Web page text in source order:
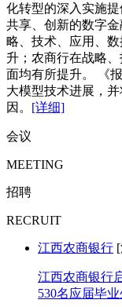
化转型的深入实施提
共享、创新的数字
略、技术、应用、
升；农商行在战略
面均有所提升。 《
大模型技术进展，
因。 [详细]
会议
MEETING
招聘
RECRUIT
江西农商银行
江西农商银行
530名应届毕业